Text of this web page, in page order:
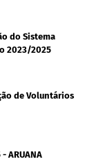
do Sistema
2023/2025
de Voluntários
ARUANA